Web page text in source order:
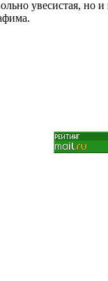
увесистая, но